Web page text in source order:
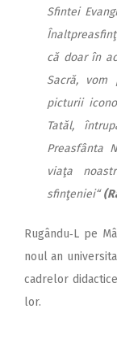
Sfintei
că doar în
Sacră,
picturii
Tatăl,
Preasfânta
viaţa
sfinţeniei“
Rugându‑L pe
noul an
cadrelor
lor.